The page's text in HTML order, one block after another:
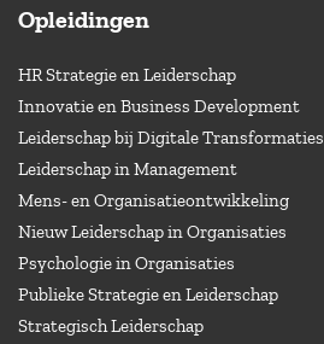
Opleidingen
HR Strategie en Leiderschap
Innovatie en Business Development
Leiderschap bij Digitale Transformaties
Leiderschap in Management
Mens- en Organisatieontwikkeling
Nieuw Leiderschap in Organisaties
Psychologie in Organisaties
Publieke Strategie en Leiderschap
Strategisch Leiderschap